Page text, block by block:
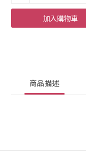
加入購物車
商品描述